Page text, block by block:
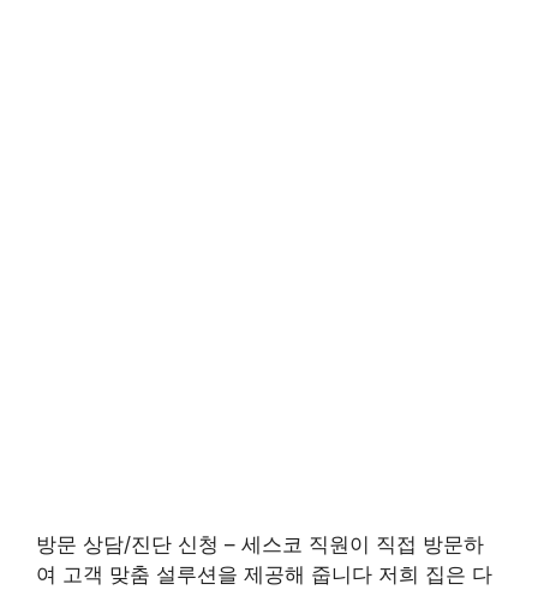
방문 상담/진단 신청 – 세스코 직원이 직접 방문하
여 고객 맞춤 설루션을 제공해 줍니다 저희 집은 다